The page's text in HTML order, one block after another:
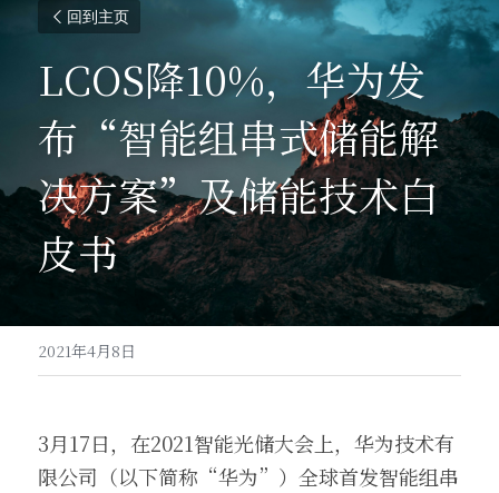
回到主页
LCOS降10%，华为发
布“智能组串式储能解
决方案”及储能技术白
皮书
2021年4月8日
3月17日，在2021智能光储大会上，华为技术有
限公司（以下简称“华为”）全球首发智能组串